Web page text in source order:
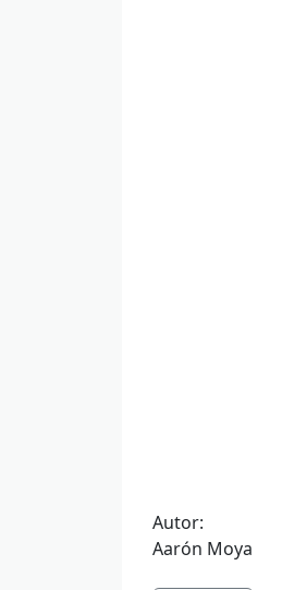
Autor:
Aarón Moya